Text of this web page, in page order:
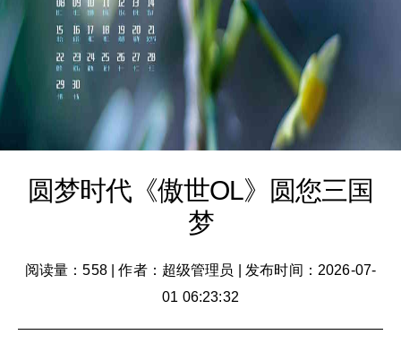
圆梦时代《傲世OL》圆您三国
梦
阅读量：558|作者：超级管理员
发布时间：2026-07-
01 06:23:32